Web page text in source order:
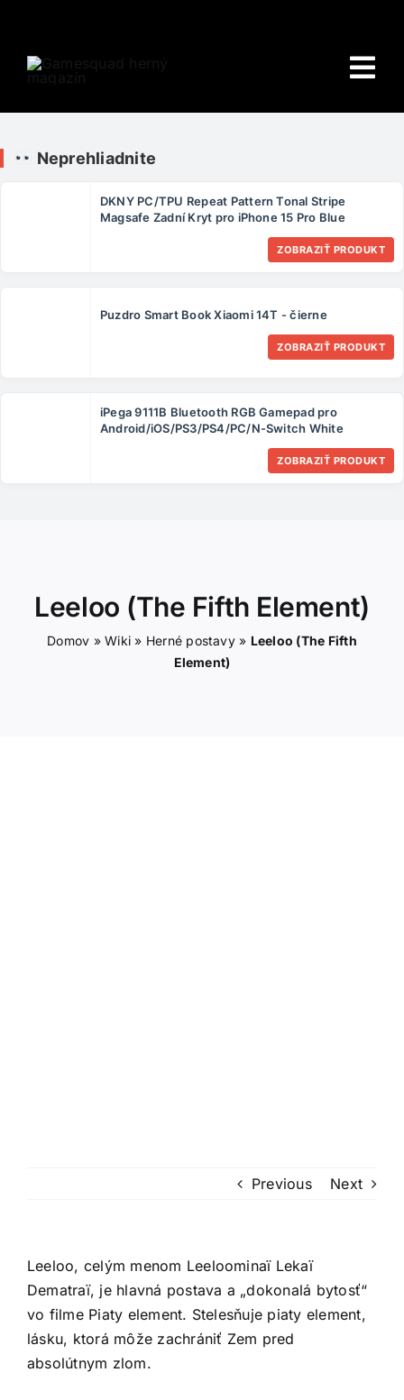
content
PORADŇA
ČLÁNKY
KONTAKT
Neprehliadnite
DKNY PC/TPU Repeat Pattern Tonal Stripe
Magsafe Zadní Kryt pro iPhone 15 Pro Blue
ZOBRAZIŤ PRODUKT
Puzdro Smart Book Xiaomi 14T - čierne
ZOBRAZIŤ PRODUKT
iPega 9111B Bluetooth RGB Gamepad pro
Android/iOS/PS3/PS4/PC/N-Switch White
ZOBRAZIŤ PRODUKT
Leeloo (The Fifth Element)
Domov »Wiki » Herné postavy» Leeloo (The Fifth
Element)
Previous Next
Leeloo, celým menom Leeloominaï Lekaï
Dematraï, je hlavná postava a „dokonalá bytosť“
vo filme Piaty element. Stelesňuje piaty element,
lásku, ktorá môže zachrániť Zem pred
absolútnym zlom.